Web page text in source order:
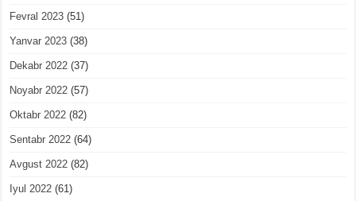
Fevral 2023 (51)
Yanvar 2023 (38)
Dekabr 2022 (37)
Noyabr 2022 (57)
Oktabr 2022 (82)
Sentabr 2022 (64)
Avgust 2022 (82)
Iyul 2022 (61)